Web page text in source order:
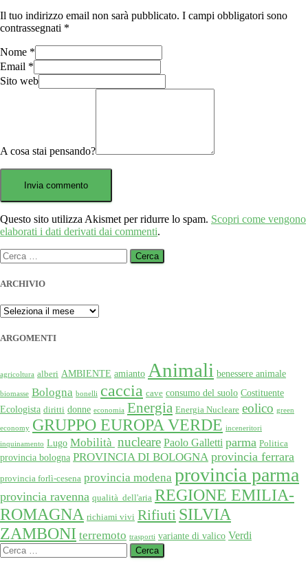
Il tuo indirizzo email non sarà pubblicato. I campi obbligatori sono
contrassegnati *
Nome *
Email *
Sito web
A cosa stai pensando?
Questo sito utilizza Akismet per ridurre lo spam. Scopri come vengono
elaborati i dati derivati dai commenti.
Ricerca
per:
ARCHIVIO
ARCHIVIO
ARGOMENTI
agricoltura alberi AMBIENTE amianto Animali benessere animale
biomasse Bologna bonelli caccia cave consumo del suolo Costituente
Ecologista diritti donne economia Energia Energia Nucleare eolico green
economy GRUPPO EUROPA VERDE inceneritori
inquinamento Lugo Mobilità nucleare Paolo Galletti parma Politica
provincia bologna PROVINCIA DI BOLOGNA provincia ferrara
provincia forlì-cesena provincia modena provincia parma
provincia ravenna qualità dell'aria REGIONE EMILIA-
ROMAGNA richiami vivi Rifiuti SILVIA
ZAMBONI terremoto trasporti variante di valico Verdi
Ricerca
per: